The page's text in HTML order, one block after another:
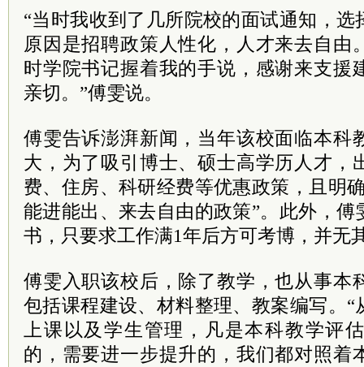
“当时我收到了几所院校的面试通知，
原因是招聘政策人性化，人才来去自由
时学院书记握着我的手说，感谢来支援
亲切。”傅雯说。
傅雯告诉澎湃新闻，当年该校面临本科
大，为了吸引博士、硕士高学历人才，
费、住房、科研经费等优惠政策，且明
能进能出、来去自由的政策”。此外，
书，只要求工作满1年后方可考博，并无
傅雯入职该校后，除了教学，也从事本
包括课程建设、材料整理、教案编写。
上课以及学生管理，凡是本科教学评
的，需要进一步提升的，我们都对照着